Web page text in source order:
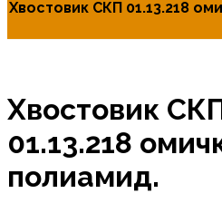
Хвостовик СКП 01.13.218
Хвостовик
01.13.218
полиамид.